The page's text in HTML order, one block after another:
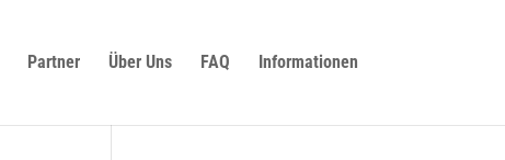
Partner Über Uns FAQ Informationen